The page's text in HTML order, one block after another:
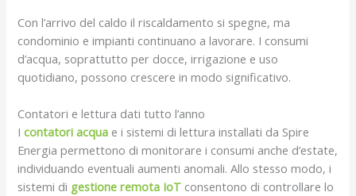
Con l’arrivo del caldo il riscaldamento si spegne, ma
condominio e impianti continuano a lavorare. I consumi
d’acqua, soprattutto per docce, irrigazione e uso
quotidiano, possono crescere in modo significativo.
Contatori e lettura dati tutto l’anno
Icontatori acqua e i sistemi di lettura installati da Spire
Energia permettono di monitorare i consumi anche d’estate,
individuando eventuali aumenti anomali. Allo stesso modo, i
sistemi di gestione remota IoT consentono di controllare lo